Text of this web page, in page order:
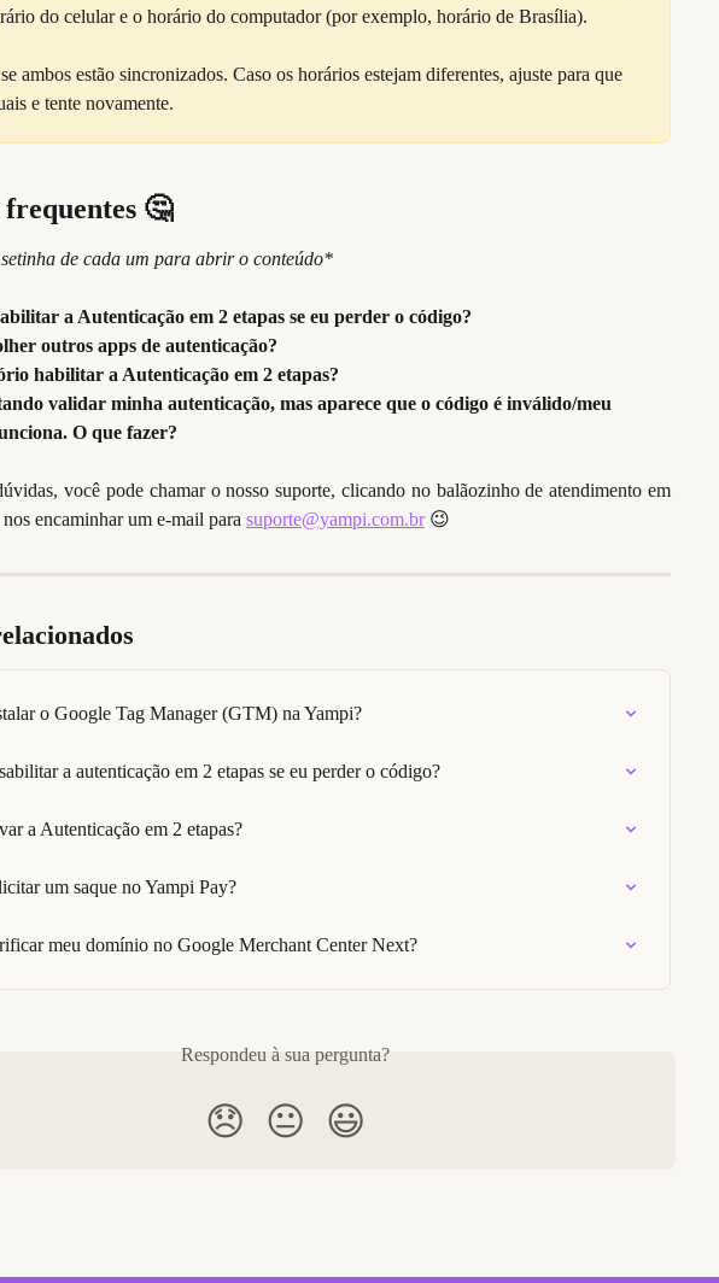
do celular e o horário do computador (por exemplo, horário de Brasília).
ambos estão sincronizados. Caso os horários estejam diferentes, ajuste para que
e tente novamente.
🤔
de cada um para abrir o conteúdo*
a Autenticação em 2 etapas se eu perder o código?
outros apps de autenticação?
habilitar a Autenticação em 2 etapas?
validar minha autenticação, mas aparece que o código é inválido/meu
O que fazer?
você pode chamar o nosso suporte, clicando no balãozinho de atendimento em
encaminhar um e-mail para suporte@yampi.com.br😉
o Google Tag Manager (GTM) na Yampi?
a autenticação em 2 etapas se eu perder o código?
a Autenticação em 2 etapas?
um saque no Yampi Pay?
meu domínio no Google Merchant Center Next?
Respondeu à sua pergunta?
😞 😐 😃